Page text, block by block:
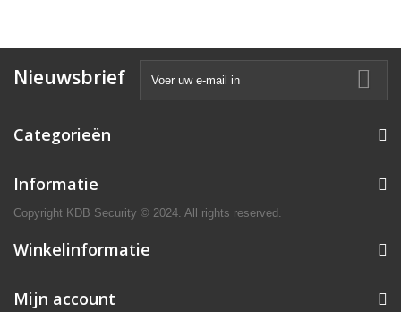
Nieuwsbrief
Categorieën
Informatie
Copyright KDB Security © 2024. All rights reserved.
Winkelinformatie
Mijn account